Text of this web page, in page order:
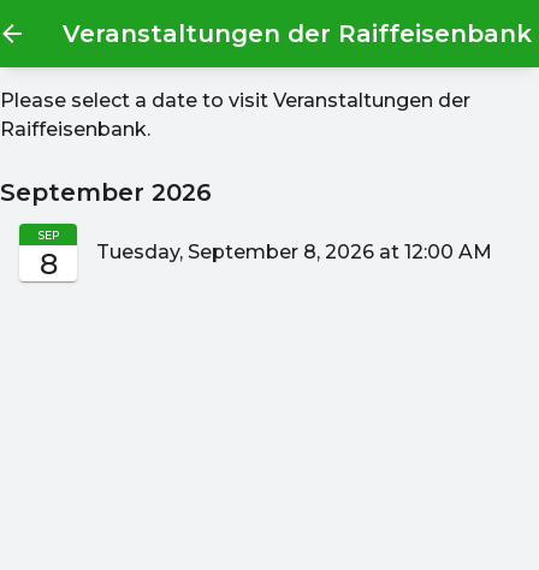
Veranstaltungen der Raiffeisenbank
Please select a date to visit Veranstaltungen der
Raiffeisenbank.
September 2026
8
SEP
Tuesday, September 8, 2026 at 12:00 AM